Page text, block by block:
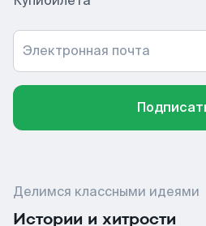
Электронная почта
Делимся классными идеями
Истории и хитрости